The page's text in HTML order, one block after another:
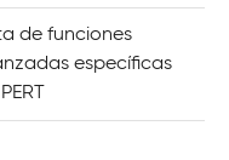
de funciones
específicas